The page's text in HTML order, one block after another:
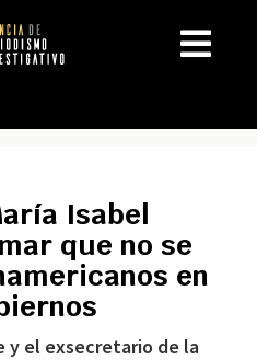
Isabel
que no se
en
y el exsecretario de la